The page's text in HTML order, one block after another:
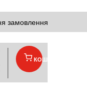
замовлення
КОШИК